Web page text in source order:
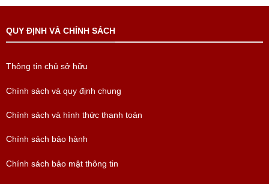
QUY ĐỊNH VÀ CHÍNH SÁCH
Thông tin chủ sở hữu
Chính sách và quy định chung
Chính sách và hình thức thanh toán
Chính sách bảo hành
Chính sách bảo mật thông tin